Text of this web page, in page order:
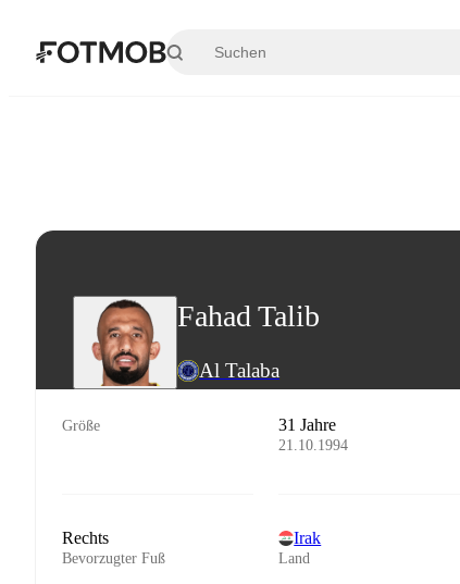
Fahad Talib
Al Talaba
Größe 31 Jahre
21.10.1994
Rechts
Bevorzugter Fuß
Irak
Land